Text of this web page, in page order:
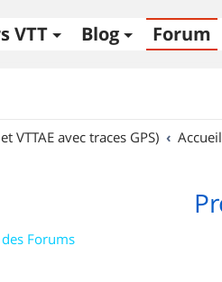
VTT Blog Forum
VTTAE avec traces GPS)
Forums